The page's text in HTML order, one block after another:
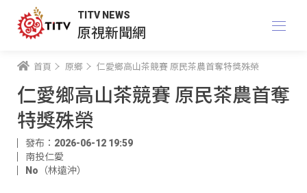
TITV NEWS
原視新聞網
首頁 原鄉 仁愛鄉高山茶競賽 原民茶農首奪特獎殊榮
仁愛鄉高山茶競賽 原民茶農首奪
特獎殊榮
發布：2026-06-12 19:59
南投仁愛
No（林遠沖）